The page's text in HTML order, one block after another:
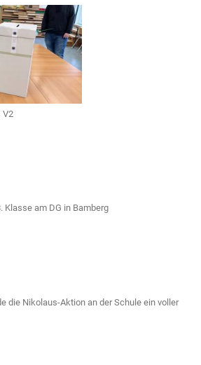
V2
Klasse am DG in Bamberg
die Nikolaus-Aktion an der Schule ein voller